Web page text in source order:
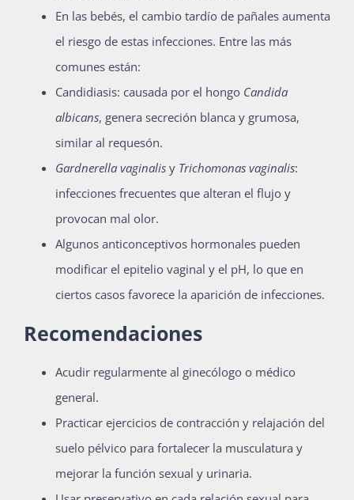
En las bebés, el cambio tardío de pañales aumenta
el riesgo de estas infecciones. Entre las más
comunes están:
Candidiasis: causada por el hongo Candida
albicans, genera secreción blanca y grumosa,
similar al requesón.
Gardnerella vaginalis y Trichomonas vaginalis:
infecciones frecuentes que alteran el flujo y
provocan mal olor.
Algunos anticonceptivos hormonales pueden
modificar el epitelio vaginal y el pH, lo que en
ciertos casos favorece la aparición de infecciones.
Recomendaciones
Acudir regularmente al ginecólogo o médico
general.
Practicar ejercicios de contracción y relajación del
suelo pélvico para fortalecer la musculatura y
mejorar la función sexual y urinaria.